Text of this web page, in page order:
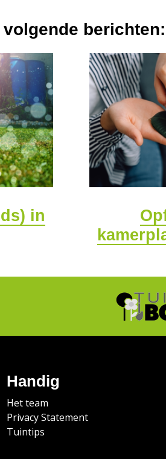
berichten:
in
Handig
Het team
Privacy Statement
Tuintips